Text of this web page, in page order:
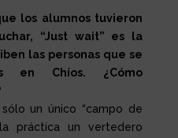
los alumnos tuvieron
“Just wait” es la
las personas que se
en Chíos. ¿Cómo
un único “campo de
práctica un vertedero